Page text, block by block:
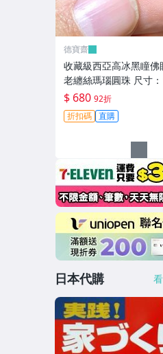
德寶齋
收藏級西亞高冰黑瞳佛
老纏絲瑪瑙圓珠 尺寸
mm 整顆珠子通體高冰
只有 天珠 瑪瑙 古玩 二
【德寶齋】6344
$ 680 92折
折扣碼 直購
日本代購